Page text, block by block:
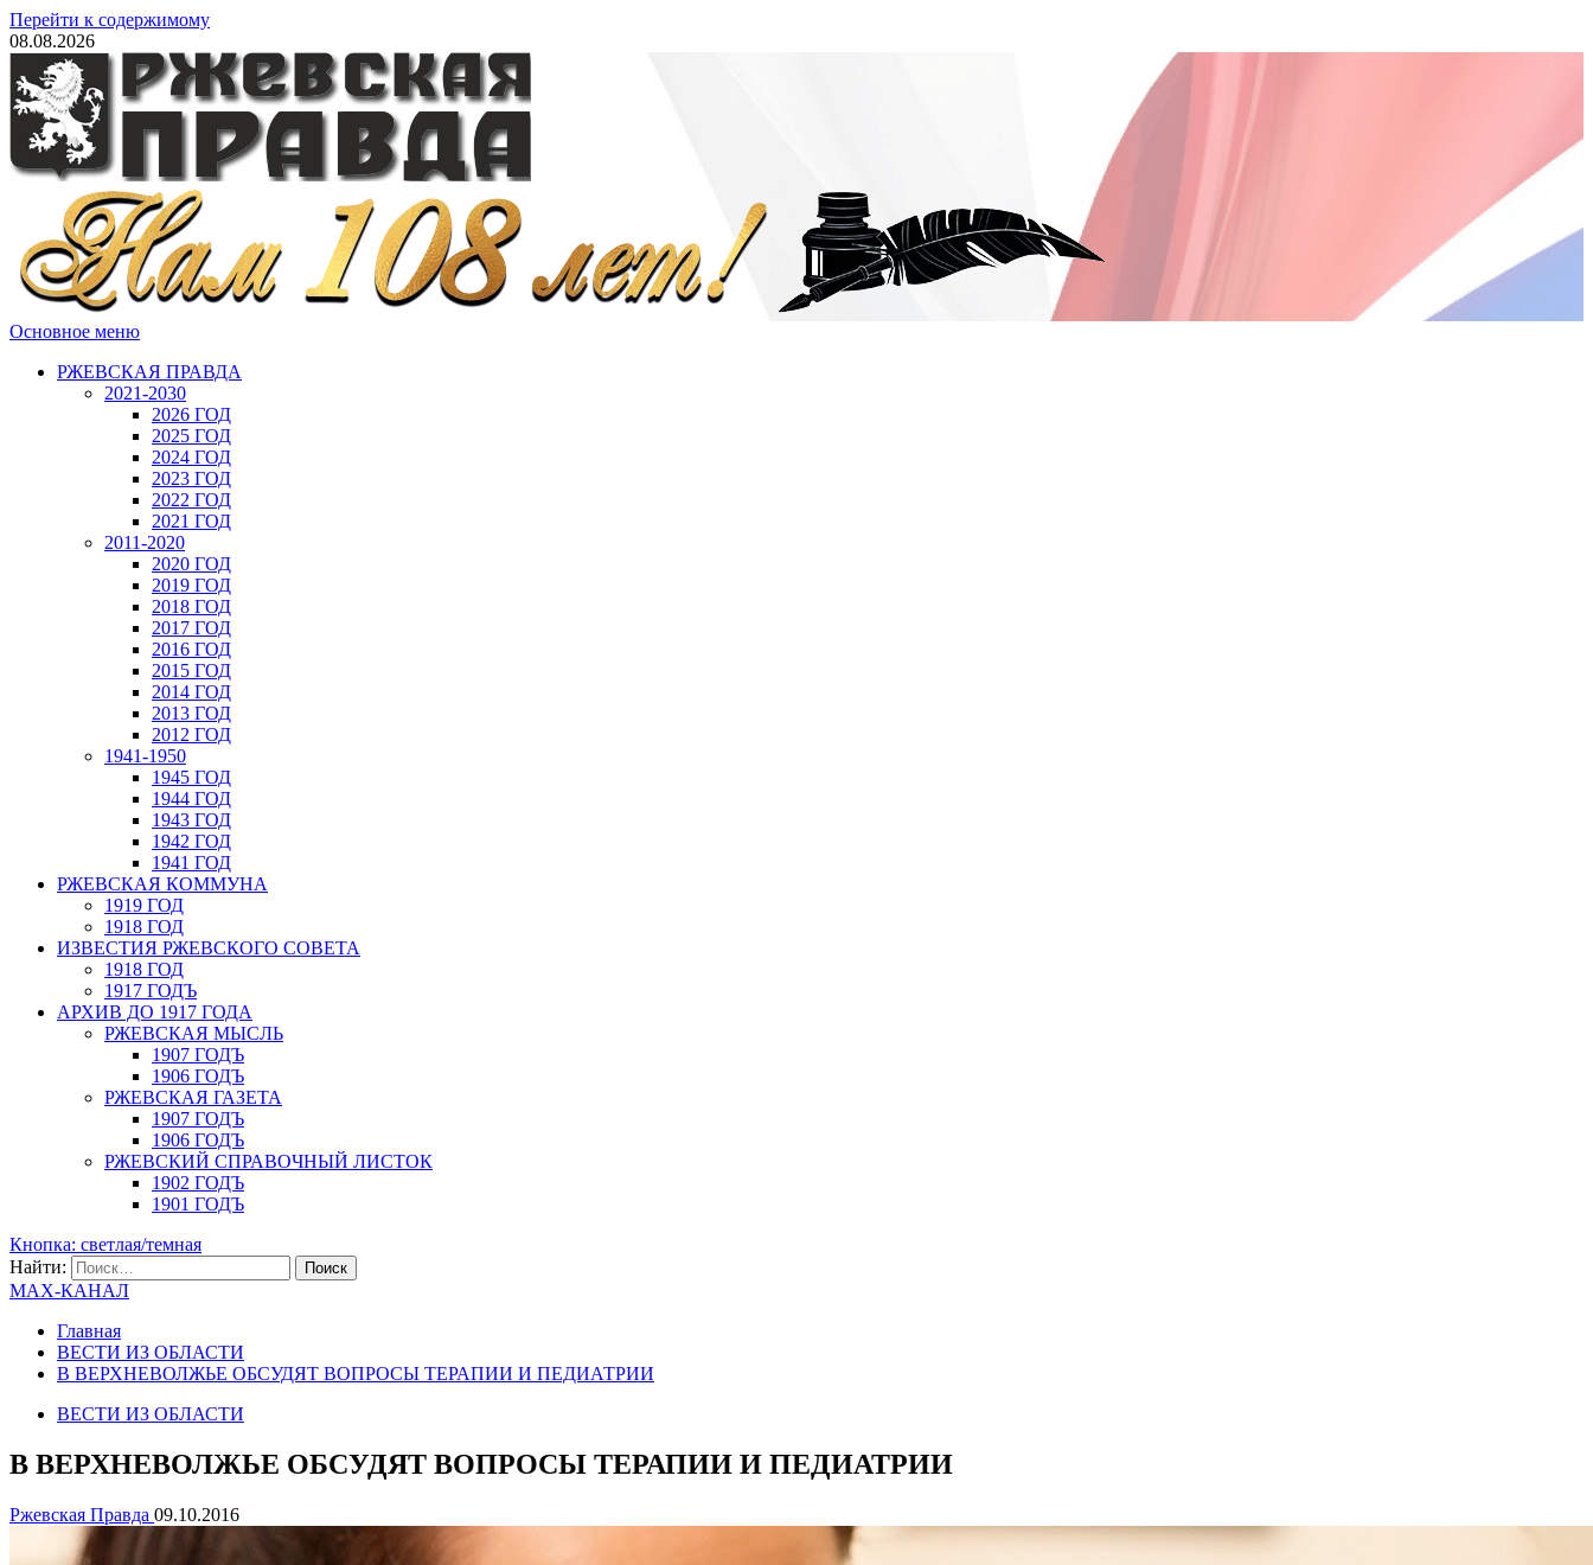
Перейти к содержимому
08.08.2026
Основное меню
РЖЕВСКАЯ ПРАВДА
2021-2030
2026 ГОД
2025 ГОД
2024 ГОД
2023 ГОД
2022 ГОД
2021 ГОД
2011-2020
2020 ГОД
2019 ГОД
2018 ГОД
2017 ГОД
2016 ГОД
2015 ГОД
2014 ГОД
2013 ГОД
2012 ГОД
1941-1950
1945 ГОД
1944 ГОД
1943 ГОД
1942 ГОД
1941 ГОД
РЖЕВСКАЯ КОММУНА
1919 ГОД
1918 ГОД
ИЗВЕСТИЯ РЖЕВСКОГО СОВЕТА
1918 ГОД
1917 ГОДЪ
АРХИВ ДО 1917 ГОДА
РЖЕВСКАЯ МЫСЛЬ
1907 ГОДЪ
1906 ГОДЪ
РЖЕВСКАЯ ГАЗЕТА
1907 ГОДЪ
1906 ГОДЪ
РЖЕВСКИЙ СПРАВОЧНЫЙ ЛИСТОК
1902 ГОДЪ
1901 ГОДЪ
Кнопка: светлая/темная
Найти:
MAX-КАНАЛ
Главная
ВЕСТИ ИЗ ОБЛАСТИ
В ВЕРХНЕВОЛЖЬЕ ОБСУДЯТ ВОПРОСЫ ТЕРАПИИ И ПЕДИАТРИИ
ВЕСТИ ИЗ ОБЛАСТИ
В ВЕРХНЕВОЛЖЬЕ ОБСУДЯТ ВОПРОСЫ ТЕРАПИИ И ПЕДИАТРИИ
Ржевская Правда 09.10.2016